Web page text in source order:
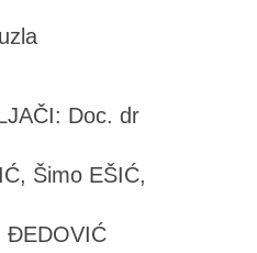
Doc. dr
Šimo EŠIĆ,
ĐEDOVIĆ